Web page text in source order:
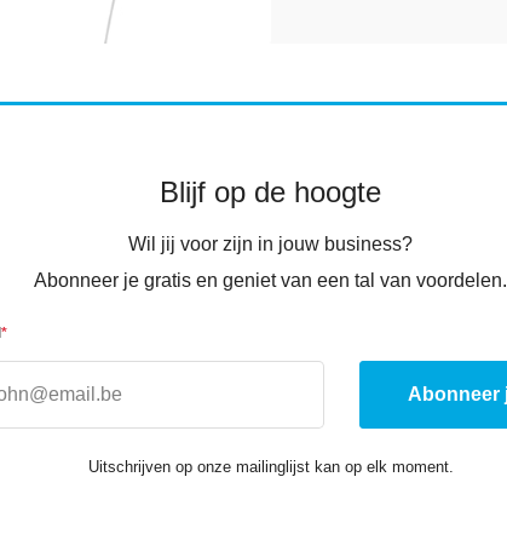
Blijf op de hoogte
Wil jij voor zijn in jouw business?
Abonneer je gratis en geniet van een tal van voordelen.
*
Uitschrijven op onze mailinglijst kan op elk moment.